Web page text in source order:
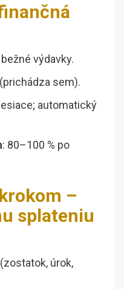
výdavky.
sem).
automatický
: 80–100 % po
–
splateniu
úrok,